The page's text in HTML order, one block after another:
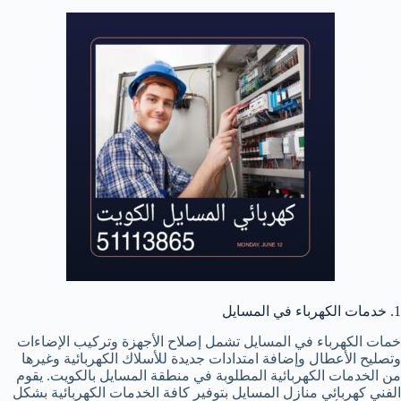
1. خدمات الكهرباء في المسايل
خمات الكهرباء في المسايل تشمل إصلاح الأجهزة وتركيب الإضاءات
وتصليح الأعطال وإضافة امتدادات جديدة للأسلاك الكهربائية وغيرها
من الخدمات الكهربائية المطلوبة في منطقة المسايل بالكويت. يقوم
الفني كهربائي منازل المسايل بتوفير كافة الخدمات الكهربائية بشكل